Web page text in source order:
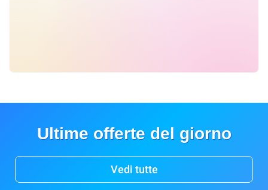
Ultime offerte del giorno
Vedi tutte